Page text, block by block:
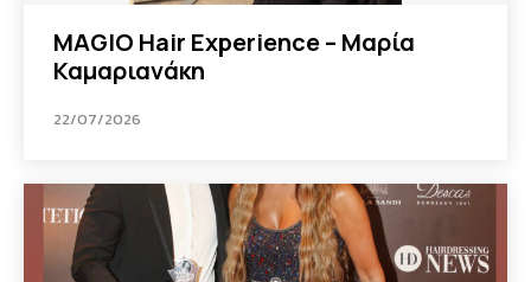
MAGIO Hair Experience – Μαρία
Καμαριανάκη
22/07/2026